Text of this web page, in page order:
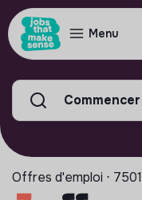
Menu
Offres d'emploi ⋅